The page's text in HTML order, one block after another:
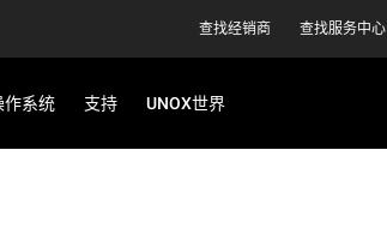
查找经销商 查找服务中心
作系统 支持 UNOX世界